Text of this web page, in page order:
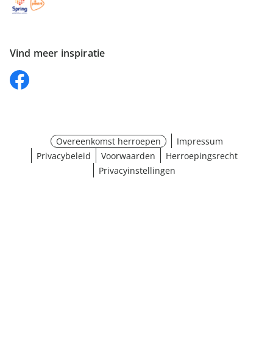
Vind meer inspiratie
Overeenkomst herroepen
Impressum
Privacybeleid
Voorwaarden
Herroepingsrecht
Privacyinstellingen